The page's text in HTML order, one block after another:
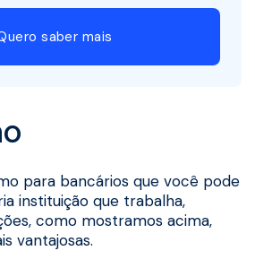
saber mais
para bancários que você pode
instituição que trabalha,
como mostramos acima,
vantajosas.